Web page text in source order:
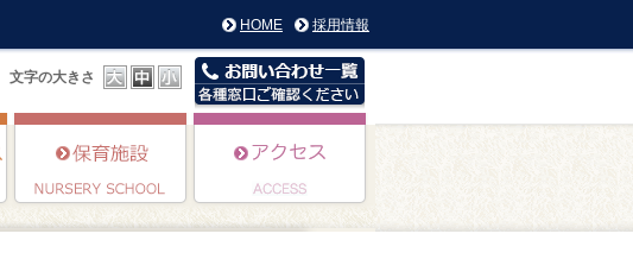
HOME 採用情報
文字の大きさ